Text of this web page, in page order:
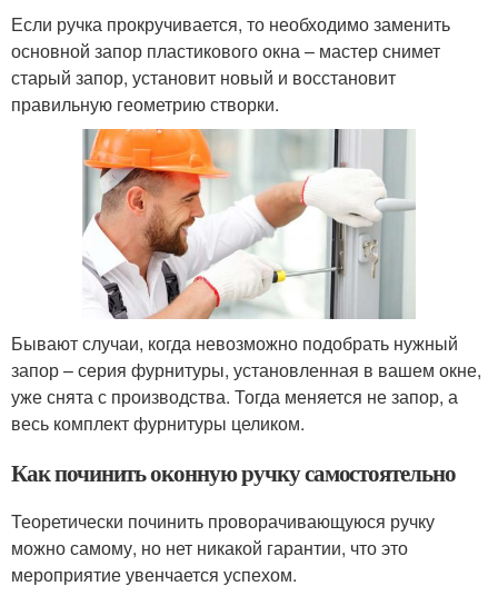
Если ручка прокручивается, то необходимо заменить
основной запор пластикового окна – мастер снимет
старый запор, установит новый и восстановит
правильную геометрию створки.
Бывают случаи, когда невозможно подобрать нужный
запор – серия фурнитуры, установленная в вашем окне,
уже снята с производства. Тогда меняется не запор, а
весь комплект фурнитуры целиком.
Как починить оконную ручку самостоятельно
Теоретически починить проворачивающуюся ручку
можно самому, но нет никакой гарантии, что это
мероприятие увенчается успехом.